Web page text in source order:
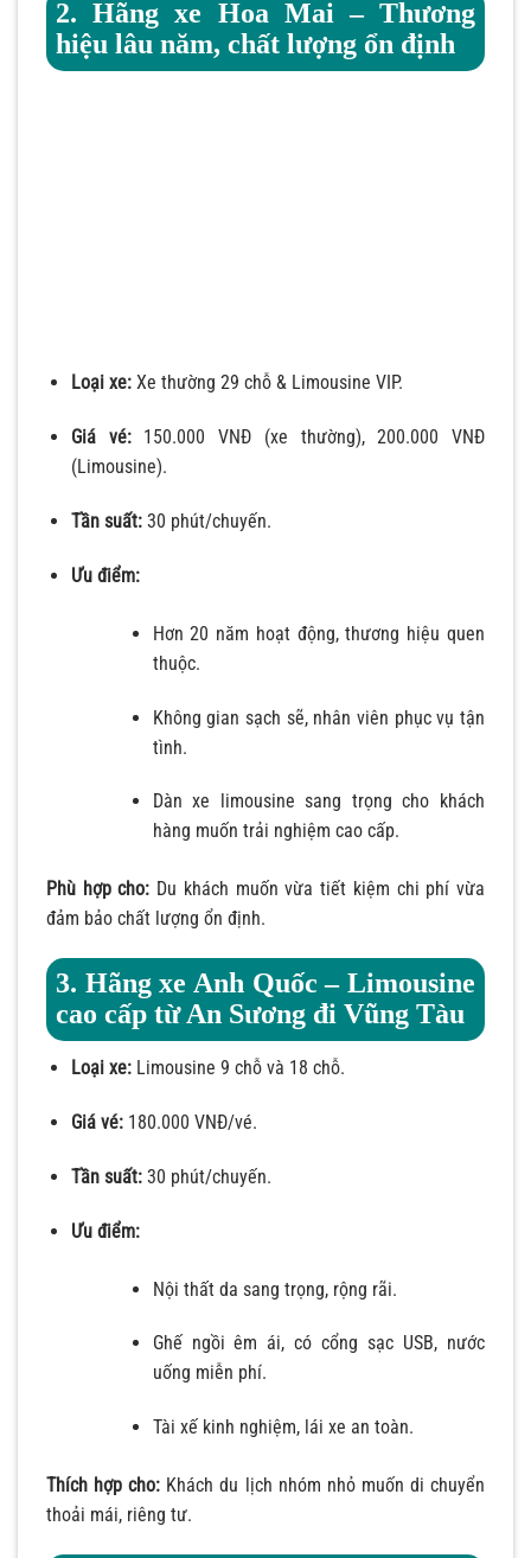
2. Hãng xe Hoa Mai – Thương
hiệu lâu năm, chất lượng ổn định
Loại xe:Xe thường 29 chỗ & Limousine VIP.
Giá vé:150.000 VNĐ (xe thường), 200.000 VNĐ
(Limousine).
Tần suất:30 phút/chuyến.
Ưu điểm:
Hơn 20 năm hoạt động, thương hiệu quen
thuộc.
Không gian sạch sẽ, nhân viên phục vụ tận
tình.
Dàn xe limousine sang trọng cho khách
hàng muốn trải nghiệm cao cấp.
Phù hợp cho: Du khách muốn vừa tiết kiệm chi phí vừa
đảm bảo chất lượng ổn định.
3. Hãng xe Anh Quốc – Limousine
cao cấp từ An Sương đi Vũng Tàu
Loại xe:Limousine 9 chỗ và 18 chỗ.
Giá vé:180.000 VNĐ/vé.
Tần suất:30 phút/chuyến.
Ưu điểm:
Nội thất da sang trọng, rộng rãi.
Ghế ngồi êm ái, có cổng sạc USB, nước
uống miễn phí.
Tài xế kinh nghiệm, lái xe an toàn.
Thích hợp cho: Khách du lịch nhóm nhỏ muốn di chuyển
thoải mái, riêng tư.